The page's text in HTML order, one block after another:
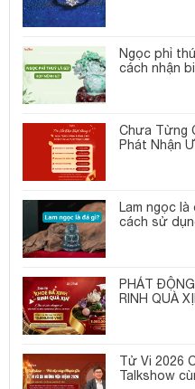
Ngọc phỉ
cách nhận
Chưa Từng
Phát Nhận
Lam ngọc
cách sử
PHÁT
RINH QUÀ
Tử Vi 2026
Talkshow